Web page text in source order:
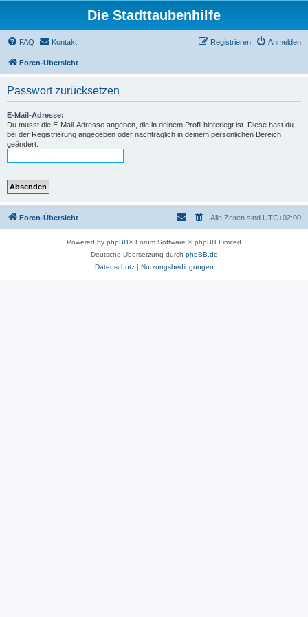
Die Stadttaubenhilfe
FAQ Kontakt Anmelden
Registrieren
Foren-Übersicht
Passwort zurücksetzen
E-Mail-Adresse:
Du musst die E-Mail-Adresse angeben, die in deinem Profil hinterlegt ist. Diese hast du
bei der Registrierung angegeben oder nachträglich in deinem persönlichen Bereich
geändert.
Foren-Übersicht Alle Zeiten sind UTC+02:00
Powered by phpBB® Forum Software © phpBB Limited
Deutsche Übersetzung durch phpBB.de
Datenschutz| Nutzungsbedingungen